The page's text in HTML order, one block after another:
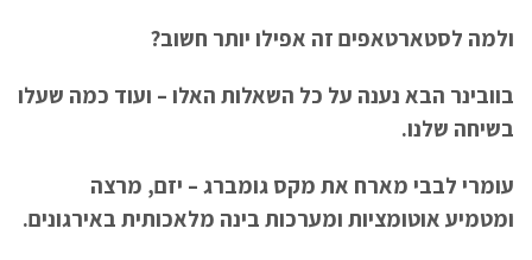
ולמה לסטארטאפים זה אפילו יותר חשוב?
בוובינר הבא נענה על כל השאלות האלו – ועוד כמה שעלו
בשיחה שלנו.
עומרי לבבי מארח את מקס גומברג – יזם, מרצה
ומטמיע אוטומציות ומערכות בינה מלאכותית באירגונים.